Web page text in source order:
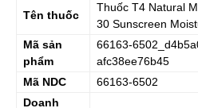
Tên thuốc
Thuốc T4 Natural
30 Sunscreen
Mã sản
phẩm
66163-
afc38ee76b45
Mã NDC
66163-6502
Doanh